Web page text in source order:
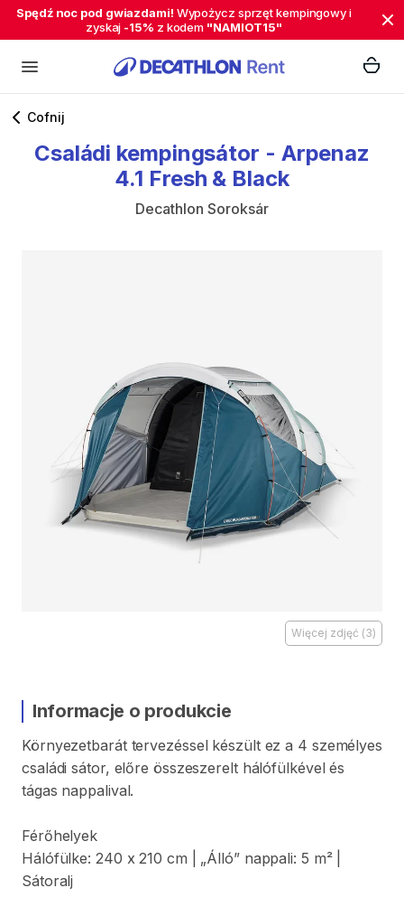
Spędź noc pod gwiazdami! Wypożycz sprzęt kempingowy i
zyskaj -15% z kodem "NAMIOT15"
Cofnij
Családi kempingsátor - Arpenaz
4.1 Fresh & Black
Decathlon Soroksár
Więcej zdjęć (3)
Informacje o produkcie
Környezetbarát tervezéssel készült ez a 4 személyes
családi sátor​,​ előre összeszerelt hálófülkével és
tágas nappalival.
Férőhelyek
Hálófülke: 240 x 210 cm „Álló” nappali: 5 m²
Sátoralj